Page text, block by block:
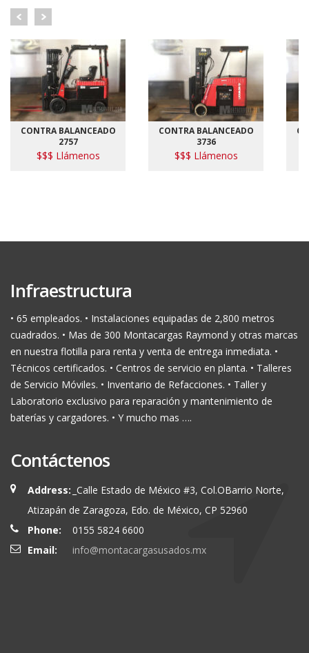
CONTRA BALANCEADO
2757
$$$ Llámenos
CONTRA BALANCEADO
3736
$$$ Llámenos
Infraestructura
• 65 empleados. • Instalaciones equipadas de 2,800 metros
cuadrados. • Mas de 300 Montacargas Raymond y otras marcas
en nuestra flotilla para renta y venta de entrega inmediata. •
Técnicos certificados. • Centros de servicio en planta. • Talleres
de Servicio Móviles. • Inventario de Refacciones. • Taller y
Laboratorio exclusivo para reparación y mantenimiento de
baterías y cargadores. • Y mucho mas ….
Contáctenos
Address: _Calle Estado de México #3, Col.OBarrio Norte,
Atizapán de Zaragoza, Edo. de México, CP 52960
Phone:
0155 5824 6600
Email:
info@montacargasusados.mx